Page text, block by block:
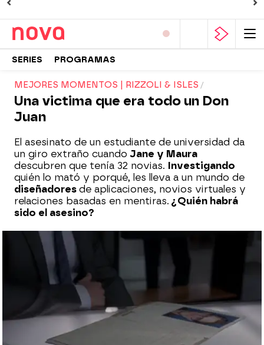
SERIES PROGRAMAS
MEJORES MOMENTOS | RIZZOLI & ISLES
Una victima que era todo un Don
Juan
El asesinato de un estudiante de universidad da
un giro extraño cuando Jane y Maura
descubren que tenía 32 novias. Investigando
quién lo mató y porqué, les lleva a un mundo de
diseñadores de aplicaciones, novios virtuales y
relaciones basadas en mentiras. ¿Quién habrá
sido el asesino?
Nova
Madrid